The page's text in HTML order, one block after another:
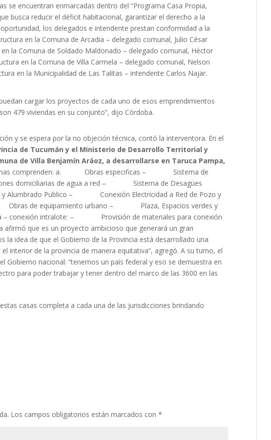
se encuentran enmarcadas dentro del “Programa Casa Propia,
busca reducir el déficit habitacional, garantizar el derecho a la
los delegados e intendente prestan conformidad a la
en la Comuna de Arcadia – delegado comunal, Julio César
de Soldado Maldonado – delegado comunal, Héctor
en la Comuna de Villa Carmela – delegado comunal, Nelson
la Municipalidad de Las Talitas – intendente Carlos Najar.
cargar los proyectos de cada uno de esos emprendimientos
479 viviendas en su conjunto”, dijo Córdoba.
y se espera por la no objeción técnica, contó la interventora. En el
de Tucumán y el Ministerio de Desarrollo Territorial y
de Villa Benjamín Aráoz, a desarrollarse en Taruca Pampa,
comprenden: a. Obras especificas – Sistema de
domiciliarias de agua a red – Sistema de Desagües
Publico – Conexión Electricidad a Red de Pozo y
de equipamiento urbano – Plaza, Espacios verdes y
conexión intralote: – Provisión de materiales para conexión
afirmó que es un proyecto ambicioso que generará un gran
la idea de que el Gobierno de la Provincia está desarrollado una
interior de la provincia de manera equitativa”, agregó. A su turno, el
nacional: “tenemos un país federal y eso se demuestra en
para poder trabajar y tener dentro del marco de las 3600 en las
casas completa a cada una de las jurisdicciones brindando
Los campos obligatorios están marcados con*